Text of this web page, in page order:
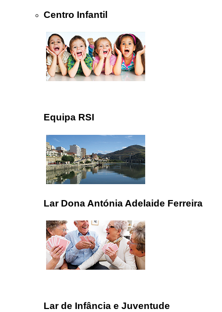
Centro Infantil
Equipa RSI
Lar Dona Antónia Adelaide Ferreira
Lar de Infância e Juventude